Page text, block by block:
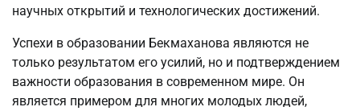
научных открытий и технологических достижений.
Успехи в образовании Бекмаханова являются не
только результатом его усилий, но и подтверждением
важности образования в современном мире. Он
является примером для многих молодых людей,